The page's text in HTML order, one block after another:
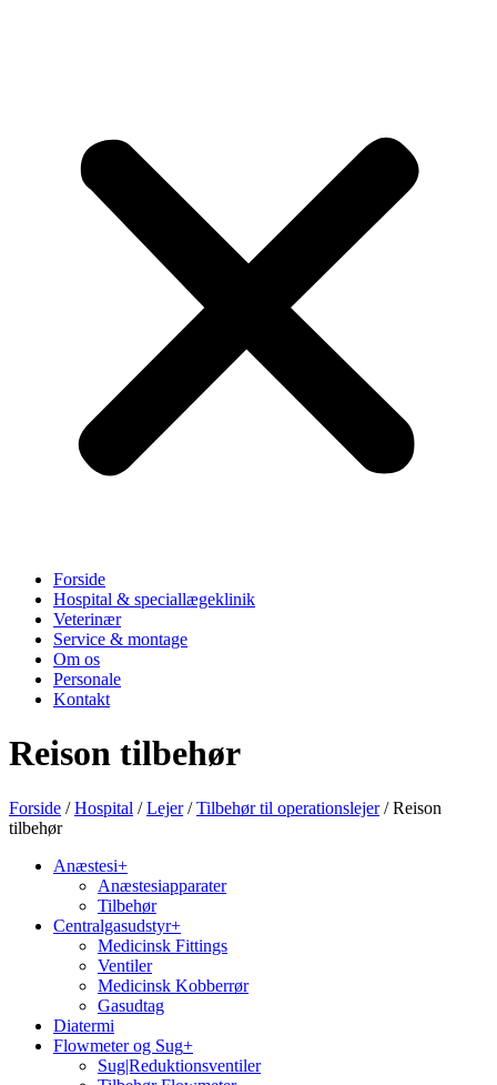
Forside
Hospital & speciallægeklinik
Veterinær
Service & montage
Om os
Personale
Kontakt
Reison tilbehør
Forside /Hospital /Lejer/Tilbehør til operationslejer/ Reison
tilbehør
Anæstesi+
Anæstesiapparater
Tilbehør
Centralgasudstyr+
Medicinsk Fittings
Ventiler
Medicinsk Kobberrør
Gasudtag
Diatermi
Flowmeter og Sug+
Sug|Reduktionsventiler